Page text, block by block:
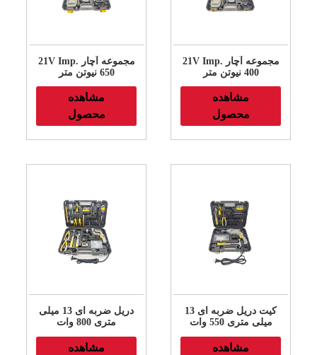
21V Imp. مجموعه آچار
650 نیوتن متر
مشاهده
محصول
21V Imp. مجموعه آچار
400 نیوتن متر
مشاهده
محصول
دریل ضربه ای 13 میلی
متری 800 وات
مشاهده
کیت دریل ضربه ای 13
میلی متری 550 وات
مشاهده